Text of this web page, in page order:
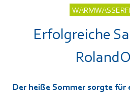
Erfolgreiche
Der heiße Sommer sorgte für